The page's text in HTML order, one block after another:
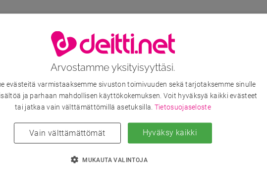
Arvostamme yksityisyyttäsi.
evästeitä varmistaaksemme sivuston toimivuuden sekä tarjotaksemme sinulle
ja parhaan mahdollisen käyttökokemuksen. Voit hyväksyä kaikki evästeet
tai jatkaa vain välttämättömillä asetuksilla. Tietosuojaseloste
Hyväksy kaikki
Vain välttämättömät
MUKAUTA VALINTOJA